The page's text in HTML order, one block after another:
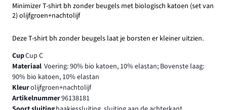
Minimizer T-shirt bh zonder beugels met biologisch katoen (set van
2) olijfgroen+nachtolijf
Deze T-shirt bh zonder beugels laat je borsten er kleiner uitzien.
CupCup C
Materiaal Voering: 90% bio katoen, 10% elastan; Bovenste laag:
90% bio katoen, 10% elastan
Kleurolijfgroen+nachtolijf
Artikelnummer96138181